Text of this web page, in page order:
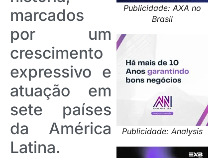
Publicidade: AXA no
Brasil
Publicidade: Analysis
marcados
por um
crescimento
expressivo e
atuação em
sete países
da América
Latina.